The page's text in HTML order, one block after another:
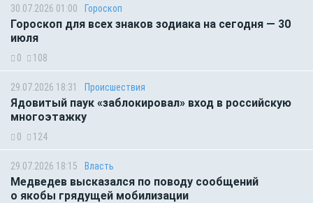
30.07.2026 01:00 Гороскоп
Гороскоп для всех знаков зодиака на сегодня — 30
июля
0 108
29.07.2026 18:31 Происшествия
Ядовитый паук «заблокировал» вход в российскую
многоэтажку
0 124
29.07.2026 18:15 Власть
Медведев высказался по поводу сообщений
о якобы грядущей мобилизации